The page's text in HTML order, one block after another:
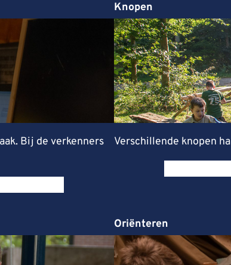
Bij de verkenners
Knopen
Verschillende knopen
Oriënteren